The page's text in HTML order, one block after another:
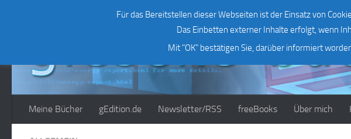
Meine Bücher gEdition.de Newsletter/RSS freeBooks Über mich
Für das Bereitstellen dieser Webseiten ist der Einsatz von
Das Einbetten externer Inhalte erfolgt, wenn
Mit "OK" bestätigen Sie, darüber informiert